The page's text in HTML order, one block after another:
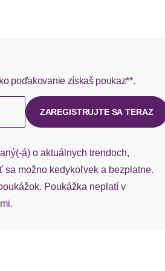
kuriérom Hermes do 1-3
požiadať o nový u našej
poďakovanie získaš poukaz**.
ZAREGISTRUJTE SA TERAZ
á) o aktuálnych trendoch,
sa možno kedykoľvek a bezplatne.
Poukážka neplatí v